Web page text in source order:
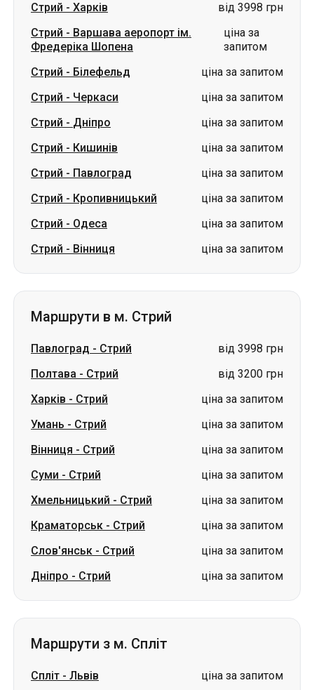
Стрий - Харків
від 3998 грн
Стрий - Варшава аеропорт ім.
Фредеріка Шопена
ціна за
запитом
Стрий - Білефельд
ціна за запитом
Стрий - Черкаси
ціна за запитом
Стрий - Дніпро
ціна за запитом
Стрий - Кишинів
ціна за запитом
Стрий - Павлоград
ціна за запитом
Стрий - Кропивницький
ціна за запитом
Стрий - Одеса
ціна за запитом
Стрий - Вінниця ціна за запитом
Маршрути в м. Стрий
Павлоград - Стрий
від 3998 грн
Полтава - Стрий
від 3200 грн
Харків - Стрий
ціна за запитом
Умань - Стрий
ціна за запитом
Вінниця - Стрий
ціна за запитом
Суми - Стрий
ціна за запитом
Хмельницький - Стрий
ціна за запитом
Краматорськ - Стрий
ціна за запитом
Слов'янськ - Стрий
ціна за запитом
Дніпро - Стрий ціна за запитом
Маршрути з м. Спліт
Спліт - Львів
ціна за запитом